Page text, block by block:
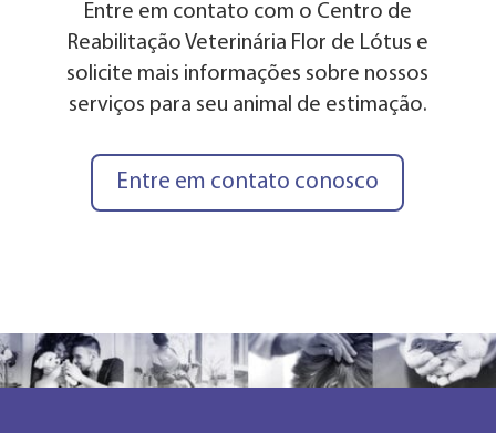
Entre em contato com o Centro de
Reabilitação Veterinária Flor de Lótus e
solicite mais informações sobre nossos
serviços para seu animal de estimação.
Entre em contato conosco